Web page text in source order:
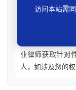
本站所刊资
搬硬套处理具体
业律师获取针对
人，如涉及您的
访问本站需